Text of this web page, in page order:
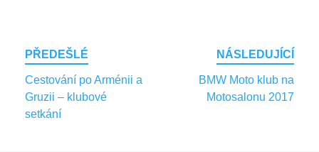
Post
navigation
PŘEDEŠLÉ
Cestování po Arménii a
Gruzii – klubové
setkání
NÁSLEDUJÍCÍ
BMW Moto klub na
Motosalonu 2017